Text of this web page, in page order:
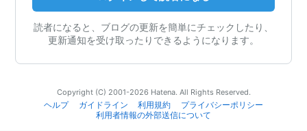
読者になると、ブログの更新を簡単にチェックしたり、
更新通知を受け取ったりできるようになります。
Copyright (C) 2001-2026 Hatena. All Rights Reserved.
ヘルプ
ガイドライン 利用規約
プライバシーポリシー
利用者情報の外部送信について